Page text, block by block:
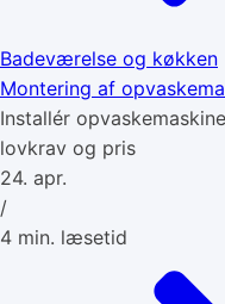
Badeværelse og køkken
Montering af
Installér
lovkrav og pris
24. apr.
/
4 min. læsetid